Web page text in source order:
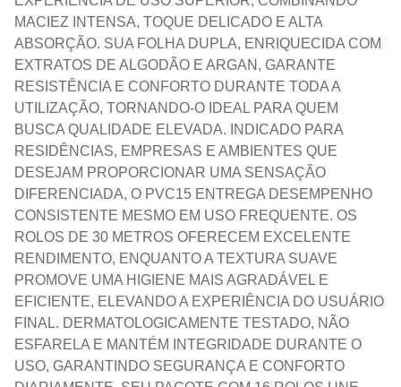
MACIEZ INTENSA, TOQUE DELICADO E ALTA
ABSORÇÃO. SUA FOLHA DUPLA, ENRIQUECIDA COM
EXTRATOS DE ALGODÃO E ARGAN, GARANTE
RESISTÊNCIA E CONFORTO DURANTE TODA A
UTILIZAÇÃO, TORNANDO-O IDEAL PARA QUEM
BUSCA QUALIDADE ELEVADA. INDICADO PARA
RESIDÊNCIAS, EMPRESAS E AMBIENTES QUE
DESEJAM PROPORCIONAR UMA SENSAÇÃO
DIFERENCIADA, O PVC15 ENTREGA DESEMPENHO
CONSISTENTE MESMO EM USO FREQUENTE. OS
ROLOS DE 30 METROS OFERECEM EXCELENTE
RENDIMENTO, ENQUANTO A TEXTURA SUAVE
PROMOVE UMA HIGIENE MAIS AGRADÁVEL E
EFICIENTE, ELEVANDO A EXPERIÊNCIA DO USUÁRIO
FINAL. DERMATOLOGICAMENTE TESTADO, NÃO
ESFARELA E MANTÉM INTEGRIDADE DURANTE O
USO, GARANTINDO SEGURANÇA E CONFORTO